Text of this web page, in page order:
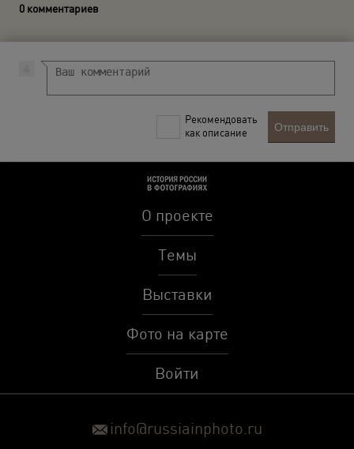
0 комментариев
Рекомендовать
как описание
Отправить
О проекте
Темы
Выставки
Фото на карте
Войти
info@russiainphoto.ru